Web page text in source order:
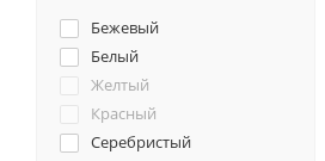
Hiberg
HOMSair
Hyundai
Jackys
Kaiser
Бежевый
Белый
Желтый
Красный
Серебристый